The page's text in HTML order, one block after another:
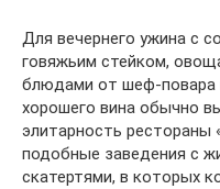
Для вечернего ужина с
говяжьим стейком,
блюдами от шеф-повара
хорошего вина обычно
элитарность рестораны
подобные заведения с
скатертями, в которых